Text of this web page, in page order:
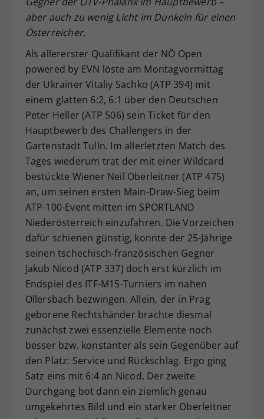
aber auch zu wenig Licht im Dunkeln für einen
Österreicher.
Als allererster Qualifikant der NÖ Open
powered by EVN löste am Montagvormittag
der Ukrainer Vitaliy Sachko (ATP 394) mit
einem glatten 6:2, 6:1 über den Deutschen
Peter Heller (ATP 506) sein Ticket für den
Hauptbewerb des Challengers in der
Gartenstadt Tulln. Im allerletzten Match des
Tages wiederum trat der mit einer Wildcard
bestückte Wiener Neil Oberleitner (ATP 475)
an, um seinen ersten Main-Draw-Sieg beim
ATP-100-Event mitten im SPORTLAND
Niederösterreich einzufahren. Die Vorzeichen
dafür schienen günstig, konnte der 25-Jährige
seinen tschechisch-französischen Gegner
Jakub Nicod (ATP 337) doch erst kürzlich im
Endspiel des ITF-M15-Turniers im nahen
Ollersbach bezwingen. Allein, der in Prag
geborene Rechtshänder brachte diesmal
zunächst zwei essenzielle Elemente noch
besser bzw. konstanter als sein Gegenüber auf
den Platz: Service und Rückschlag. Ergo ging
Satz eins mit 6:4 an Nicod. Der zweite
Durchgang bot dann ein ziemlich genau
umgekehrtes Bild und ein starker Oberleitner
Zweck
Dieser Wert speichert Ihre Consent-
historische Speicherung Ihrer
vorgenommen Einstellungen, falls der
Webseiten-Betreiber dies eingestellt